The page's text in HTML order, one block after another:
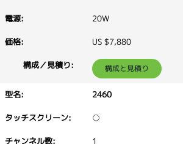
20W
US $7,880
構成と見積り
2460
○
1